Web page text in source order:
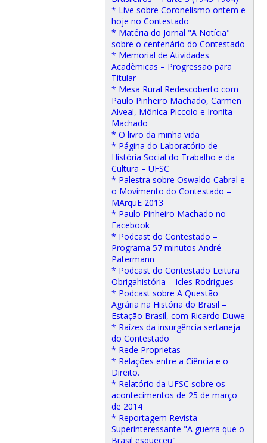
* Live sobre Coronelismo ontem e
hoje no Contestado
* Matéria do Jornal "A Notícia"
sobre o centenário do Contestado
* Memorial de Atividades
Acadêmicas – Progressão para
Titular
* Mesa Rural Redescoberto com
Paulo Pinheiro Machado, Carmen
Alveal, Mônica Piccolo e Ironita
Machado
* O livro da minha vida
* Página do Laboratório de
História Social do Trabalho e da
Cultura – UFSC
* Palestra sobre Oswaldo Cabral e
o Movimento do Contestado –
MArquE 2013
* Paulo Pinheiro Machado no
Facebook
* Podcast do Contestado –
Programa 57 minutos André
Patermann
* Podcast do Contestado Leitura
Obrigahistória – Icles Rodrigues
* Podcast sobre A Questão
Agrária na História do Brasil –
Estação Brasil, com Ricardo Duwe
* Raízes da insurgência sertaneja
do Contestado
* Rede Proprietas
* Relações entre a Ciência e o
Direito.
* Relatório da UFSC sobre os
acontecimentos de 25 de março
de 2014
* Reportagem Revista
Superinteressante "A guerra que o
Brasil esqueceu"